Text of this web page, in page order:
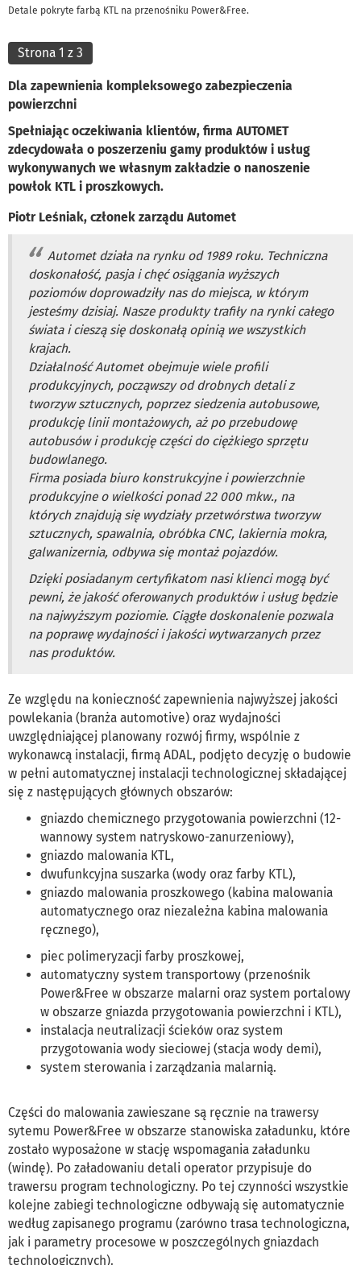
Detale pokryte farbą KTL na przenośniku Power&Free.
Strona 1 z 3
Dla zapewnienia kompleksowego zabezpieczenia
powierzchni
Spełniając oczekiwania klientów, firma AUTOMET
zdecydowała o poszerzeniu gamy produktów i usług
wykonywanych we własnym zakładzie o nanoszenie
powłok KTL i proszkowych.
Piotr Leśniak, członek zarządu Automet
Automet działa na rynku od 1989 roku. Techniczna
doskonałość, pasja i chęć osiągania wyższych
poziomów doprowadziły nas do miejsca, w którym
jesteśmy dzisiaj. Nasze produkty trafiły na rynki całego
świata i cieszą się doskonałą opinią we wszystkich
krajach.
Działalność Automet obejmuje wiele profili
produkcyjnych, począwszy od drobnych detali z
tworzyw sztucznych, poprzez siedzenia autobusowe,
produkcję linii montażowych, aż po przebudowę
autobusów i produkcję części do ciężkiego sprzętu
budowlanego.
Firma posiada biuro konstrukcyjne i powierzchnie
produkcyjne o wielkości ponad 22 000 mkw., na
których znajdują się wydziały przetwórstwa tworzyw
sztucznych, spawalnia, obróbka CNC, lakiernia mokra,
galwanizernia, odbywa się montaż pojazdów.
Dzięki posiadanym certyfikatom nasi klienci mogą być
pewni, że jakość oferowanych produktów i usług będzie
na najwyższym poziomie. Ciągłe doskonalenie pozwala
na poprawę wydajności i jakości wytwarzanych przez
nas produktów.
Ze względu na konieczność zapewnienia najwyższej jakości
powlekania (branża automotive) oraz wydajności
uwzględniającej planowany rozwój firmy, wspólnie z
wykonawcą instalacji, firmą ADAL, podjęto decyzję o budowie
w pełni automatycznej instalacji technologicznej składającej
się z następujących głównych obszarów:
gniazdo chemicznego przygotowania powierzchni (12-
wannowy system natryskowo-zanurzeniowy),
gniazdo malowania KTL,
dwufunkcyjna suszarka (wody oraz farby KTL),
gniazdo malowania proszkowego (kabina malowania
automatycznego oraz niezależna kabina malowania
ręcznego),
piec polimeryzacji farby proszkowej,
automatyczny system transportowy (przenośnik
Power&Free w obszarze malarni oraz system portalowy
w obszarze gniazda przygotowania powierzchni i KTL),
instalacja neutralizacji ścieków oraz system
przygotowania wody sieciowej (stacja wody demi),
system sterowania i zarządzania malarnią.
Części do malowania zawieszane są ręcznie na trawersy
sytemu Power&Free w obszarze stanowiska załadunku, które
zostało wyposażone w stację wspomagania załadunku
(windę). Po załadowaniu detali operator przypisuje do
trawersu program technologiczny. Po tej czynności wszystkie
kolejne zabiegi technologiczne odbywają się automatycznie
według zapisanego programu (zarówno trasa technologiczna,
jak i parametry procesowe w poszczególnych gniazdach
technologicznych).